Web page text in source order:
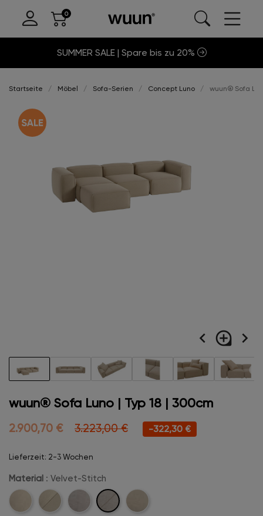
SUMMER SALE | Spare bis zu 20%
Startseite Möbel Sofa-Serien Concept Luno wuun® Sofa
navigate_before loupe navigate_next
wuun® Sofa Luno | Typ 18 | 300cm
2.900,70 € 3.223,00 € -322,30 €
Lieferzeit: 2-3 Wochen
Material : Velvet-Stitch
Cord
Cord-
Velvet
Velvet-
Stitch
Boucle